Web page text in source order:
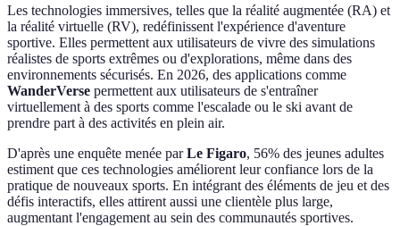
Les technologies immersives, telles que la réalité augmentée (RA) et
la réalité virtuelle (RV), redéfinissent l'expérience d'aventure
sportive. Elles permettent aux utilisateurs de vivre des simulations
réalistes de sports extrêmes ou d'explorations, même dans des
environnements sécurisés. En 2026, des applications comme
WanderVerse permettent aux utilisateurs de s'entraîner
virtuellement à des sports comme l'escalade ou le ski avant de
prendre part à des activités en plein air.
D'après une enquête menée parLe Figaro, 56% des jeunes adultes
estiment que ces technologies améliorent leur confiance lors de la
pratique de nouveaux sports. En intégrant des éléments de jeu et des
défis interactifs, elles attirent aussi une clientèle plus large,
augmentant l'engagement au sein des communautés sportives.